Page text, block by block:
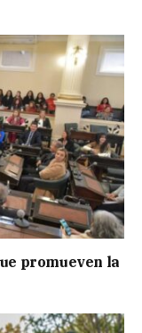
promueven la